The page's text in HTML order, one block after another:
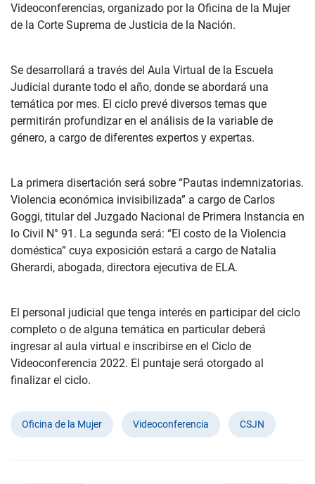
Videoconferencias, organizado por la Oficina de la Mujer
de la Corte Suprema de Justicia de la Nación.
Se desarrollará a través del Aula Virtual de la Escuela
Judicial durante todo el año, donde se abordará una
temática por mes. El ciclo prevé diversos temas que
permitirán profundizar en el análisis de la variable de
género, a cargo de diferentes expertos y expertas.
La primera disertación será sobre “Pautas indemnizatorias.
Violencia económica invisibilizada” a cargo de Carlos
Goggi, titular del Juzgado Nacional de Primera Instancia en
lo Civil N° 91. La segunda será: “El costo de la Violencia
doméstica” cuya exposición estará a cargo de Natalia
Gherardi, abogada, directora ejecutiva de ELA.
El personal judicial que tenga interés en participar del ciclo
completo o de alguna temática en particular deberá
ingresar al aula virtual e inscribirse en el Ciclo de
Videoconferencia 2022. El puntaje será otorgado al
finalizar el ciclo.
Oficina de la Mujer Videoconferencia CSJN